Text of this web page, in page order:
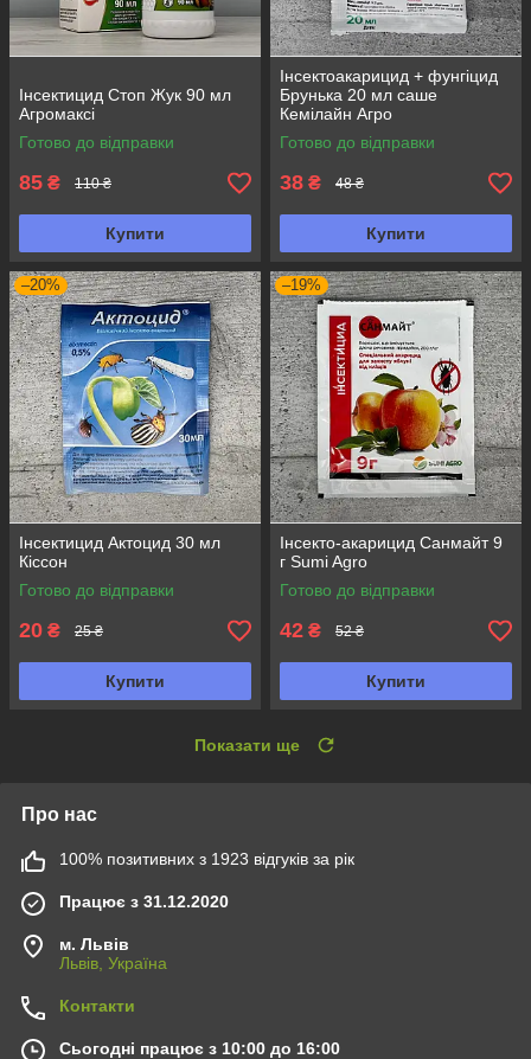
Інсектицид Стоп Жук 90 мл
Агромаксі
Готово до відправки
85 ₴ 110 ₴
Купити
Інсектоакарицид + фунгіцид
Брунька 20 мл саше
Кемілайн Агро
Готово до відправки
38 ₴ 48 ₴
Купити
–20%
Інсектицид Актоцид 30 мл
Кіссон
Готово до відправки
20 ₴ 25 ₴
Купити
–19%
Інсекто-акарицид Санмайт 9
г Sumi Agro
Готово до відправки
42 ₴ 52 ₴
Купити
Показати ще
Про нас
100% позитивних з 1923 відгуків за рік
Працює з 31.12.2020
м. Львів
Львів, Україна
Контакти
Сьогодні працює з 10:00 до 16:00